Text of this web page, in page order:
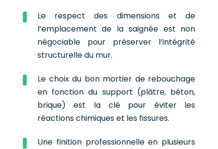
Le respect des dimensions et de
l’emplacement de la saignée est non
négociable pour préserver l’intégrité
structurelle du mur.
Le choix du bon mortier de rebouchage
en fonction du support (plâtre, béton,
brique) est la clé pour éviter les
réactions chimiques et les fissures.
Une finition professionnelle en plusieurs